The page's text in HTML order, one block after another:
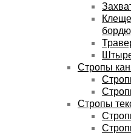
Стропы
Стропы